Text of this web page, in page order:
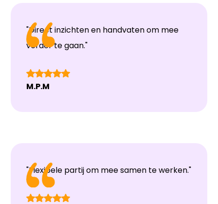
"Direct inzichten en handvaten om mee
verder te gaan."
M.P.M
"Flexibele partij om mee samen te werken."